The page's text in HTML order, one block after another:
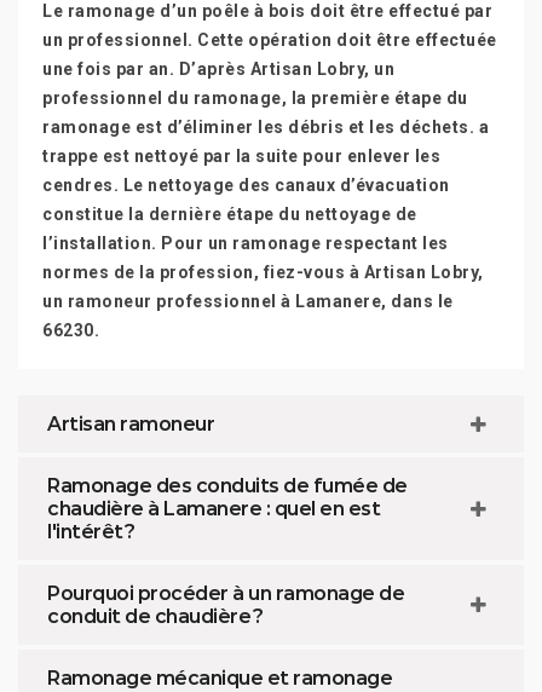
Le ramonage d’un poêle à bois doit être effectué par
un professionnel. Cette opération doit être effectuée
une fois par an. D’après Artisan Lobry, un
professionnel du ramonage, la première étape du
ramonage est d’éliminer les débris et les déchets. a
trappe est nettoyé par la suite pour enlever les
cendres. Le nettoyage des canaux d’évacuation
constitue la dernière étape du nettoyage de
l’installation. Pour un ramonage respectant les
normes de la profession, fiez-vous à Artisan Lobry,
un ramoneur professionnel à Lamanere, dans le
66230.
Artisan ramoneur
Ramonage des conduits de fumée de
chaudière à Lamanere : quel en est
l'intérêt ?
Pourquoi procéder à un ramonage de
conduit de chaudière ?
Ramonage mécanique et ramonage